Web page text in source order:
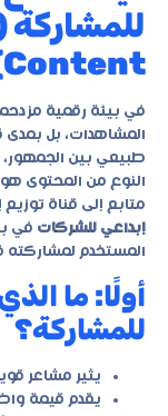
Content)؟
في بيئة رقمية
المشاهدات، بل بمدى
النوع من المحتوى
متابع إلى قناة
إبداعي للشركات في
المستخدم لمشاركته
أولًا: ما
للمشاركة؟
يثير مشاعر
يقدم قيمة